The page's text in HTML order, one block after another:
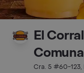
El
Cra. 5 #60-123,